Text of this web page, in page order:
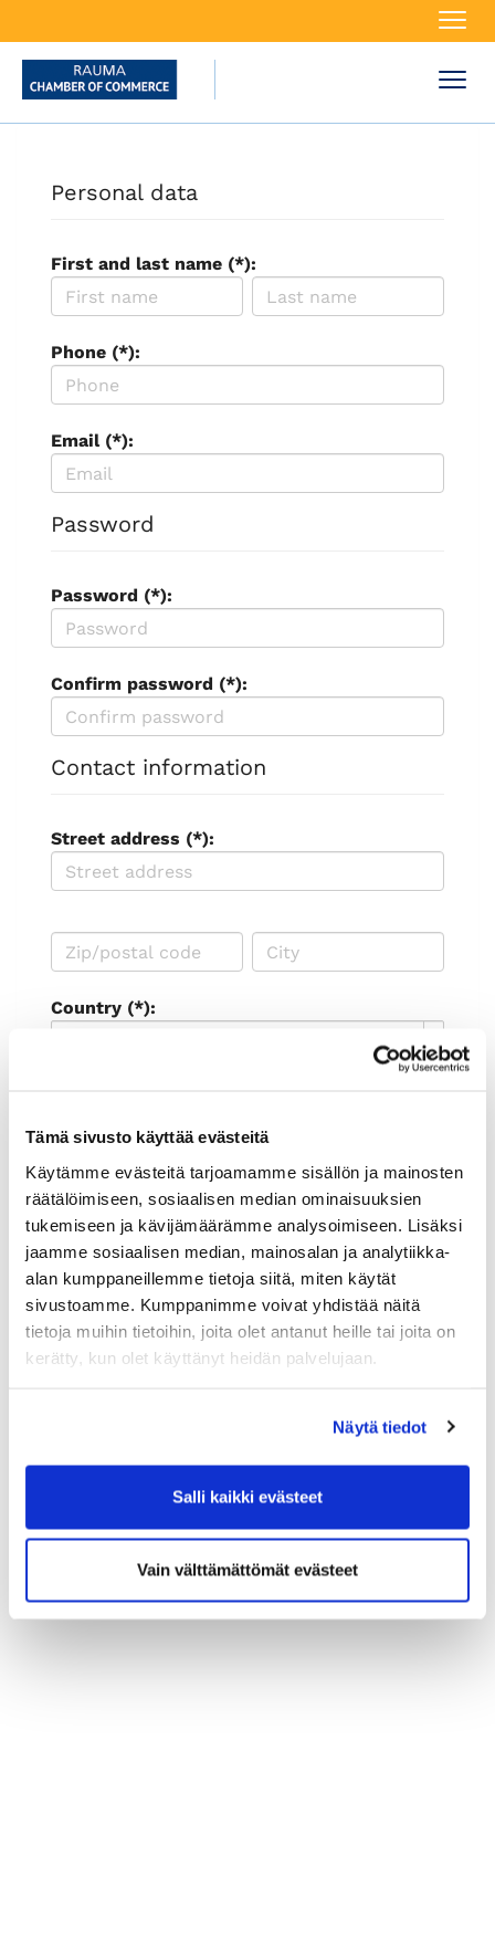
Tämä sivusto käyttää evästeitä
Käytämme evästeitä tarjoamamme sisällön ja mainosten
räätälöimiseen, sosiaalisen median ominaisuuksien
tukemiseen ja kävijämäärämme analysoimiseen. Lisäksi
jaamme sosiaalisen median, mainosalan ja analytiikka-
alan kumppaneillemme tietoja siitä, miten käytät
sivustoamme. Kumppanimme voivat yhdistää näitä
tietoja muihin tietoihin, joita olet antanut heille tai joita on
kerätty, kun olet käyttänyt heidän palvelujaan.
Näytä tiedot
Salli kaikki evästeet
Vain välttämättömät evästeet
Personal data
First and last name (*):
Phone (*):
Email (*):
Password
Password (*):
Confirm password (*):
Contact information
Street address (*):
Country (*):
I'd like to receive the Rauman
kauppakamari newsletter
I accept the terms of use (*)
(*) Information is mandatory